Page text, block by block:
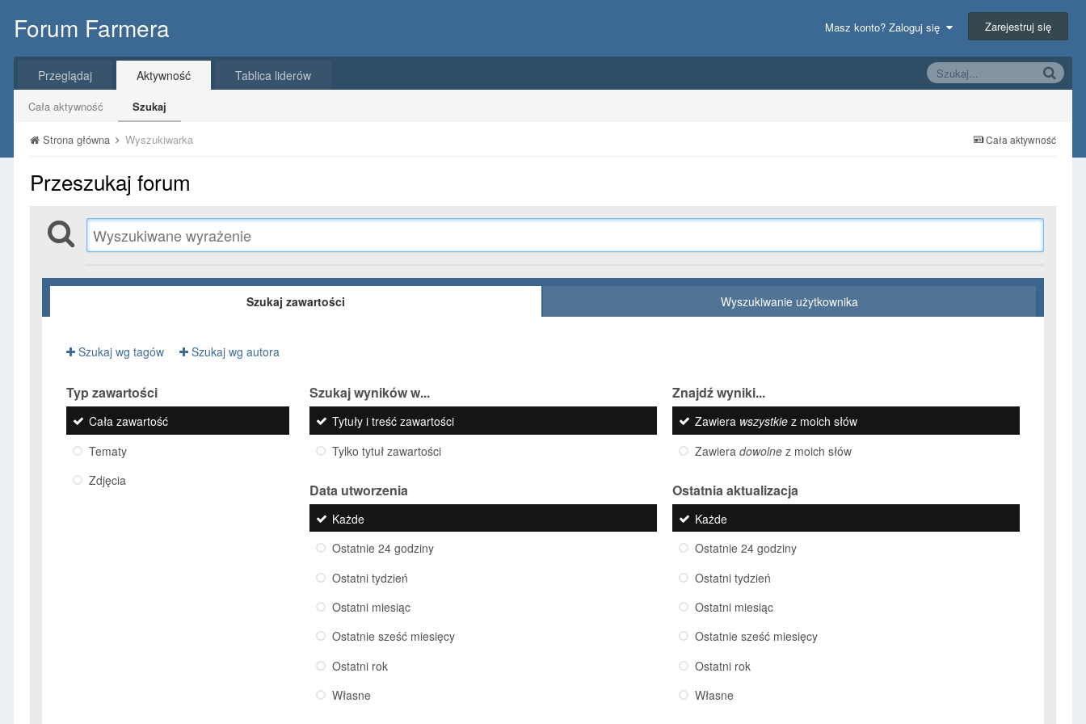
Forum Farmera Masz konto? Zaloguj się Zarejestruj się
Przeglądaj Aktywność
Cała aktywność Szukaj
Tablica liderów
Cała aktywność
Strona główna Wyszukiwarka
Przeszukaj forum
Szukaj zawartości Wyszukiwanie użytkownika
Szukaj wg tagów Szukaj wg autora
Typ zawartości
Cała zawartość
Tematy
Zdjęcia
Szukaj wyników w...
Tytuły i treść zawartości
Tylko tytuł zawartości
Znajdź wyniki...
Zawiera wszystkiez moich słów
Zawiera dowolnez moich słów
Data utworzenia
Każde
Ostatnie 24 godziny
Ostatni tydzień
Ostatni miesiąc
Ostatnie sześć miesięcy
Ostatni rok
Własne
Ostatnia aktualizacja
Każde
Ostatnie 24 godziny
Ostatni tydzień
Ostatni miesiąc
Ostatnie sześć miesięcy
Ostatni rok
Własne